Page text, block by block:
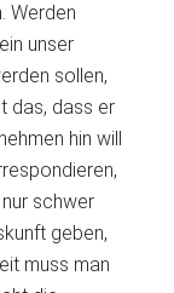
Werden
unser
sollen,
das, dass er
hin will
schwer
geben,
muss man